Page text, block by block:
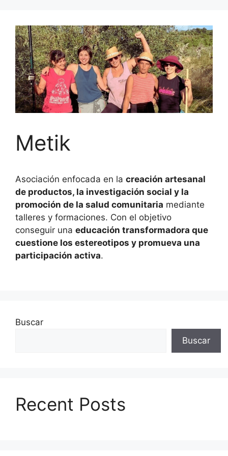
Metik
Asociación enfocada en la creación artesanal
de productos, la investigación social y la
promoción de la salud comunitaria mediante
talleres y formaciones. Con el objetivo
conseguir una educación transformadora que
cuestione los estereotipos y promueva una
participación activa.
Buscar
Buscar
Recent Posts